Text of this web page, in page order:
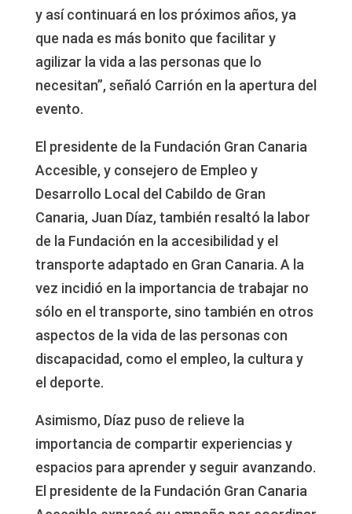
y así continuará en los próximos años, ya
que nada es más bonito que facilitar y
agilizar la vida a las personas que lo
necesitan”, señaló Carrión en la apertura del
evento.
El presidente de la Fundación Gran Canaria
Accesible, y consejero de Empleo y
Desarrollo Local del Cabildo de Gran
Canaria, Juan Díaz, también resaltó la labor
de la Fundación en la accesibilidad y el
transporte adaptado en Gran Canaria. A la
vez incidió en la importancia de trabajar no
sólo en el transporte, sino también en otros
aspectos de la vida de las personas con
discapacidad, como el empleo, la cultura y
el deporte.
Asimismo, Díaz puso de relieve la
importancia de compartir experiencias y
espacios para aprender y seguir avanzando.
El presidente de la Fundación Gran Canaria